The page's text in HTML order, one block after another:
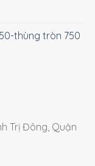
thùng tròn 750
Trị Đông, Quận